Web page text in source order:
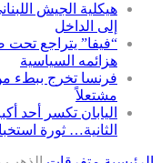
هيكلية الجيش
إلى الداخل
“فيفا” يتراجع تحت
هزائمه السياسية
فرنسا تخرج ببطء
مشتعلاً
اليابان تكسر أحد
الثانية… ثورة